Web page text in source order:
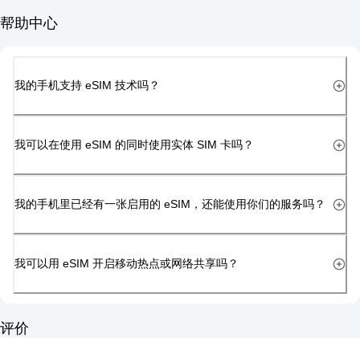
帮助中心
我的手机支持 eSIM 技术吗？
我可以在使用 eSIM 的同时使用实体 SIM 卡吗？
我的手机里已经有一张启用的 eSIM，还能使用你们的服务吗？
我可以用 eSIM 开启移动热点或网络共享吗？
评价